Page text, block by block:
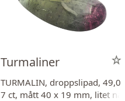
Turmaliner
TURMALIN, droppslipad, 49,0
7 ct, mått 40 x 19 mm, litet na